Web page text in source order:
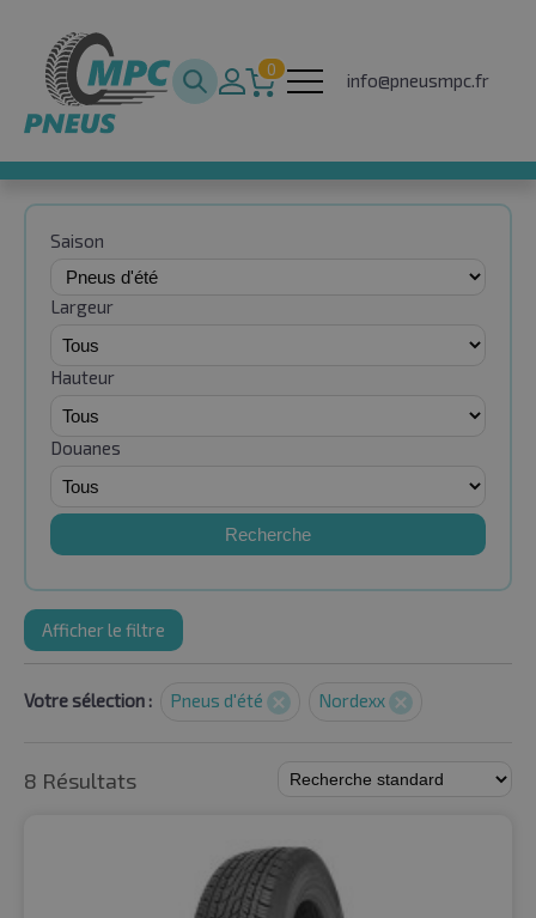
0
info@pneusmpc.fr
Saison
Largeur
Hauteur
Douanes
Recherche
Afficher le filtre
Votre sélection : Pneus d'été Nordexx
8 Résultats